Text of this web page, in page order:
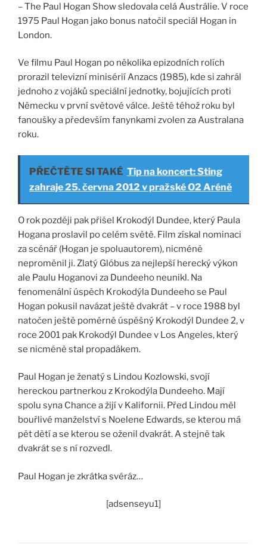
– The Paul Hogan Show sledovala celá Austrálie. V roce
1975 Paul Hogan jako bonus natočil speciál Hogan in
London.
Ve filmu Paul Hogan po několika epizodních rolích
prorazil televizní minisérií Anzacs (1985), kde si zahrál
jednoho z vojáků speciální jednotky, bojujících proti
Německu v první světové válce. Ještě téhož roku byl
fanoušky a především fanynkami zvolen za Australana
roku.
PŘEČTĚTE SI TAKÉ Tip na koncert: Sting
zahraje 25. června 2012 v pražské O2 Aréně
O rok později pak přišel Krokodýl Dundee, který Paula
Hogana proslavil po celém světě. Film získal nominaci
za scénář (Hogan je spoluautorem), nicméně
neproměnil ji. Zlatý Glóbus za nejlepší herecký výkon
ale Paulu Hoganovi za Dundeeho neunikl. Na
fenomenální úspěch Krokodýla Dundeeho se Paul
Hogan pokusil navázat ještě dvakrát – v roce 1988 byl
natočen ještě poměrně úspěšný Krokodýl Dundee 2, v
roce 2001 pak Krokodýl Dundee v Los Angeles, který
se nicméně stal propadákem.
Paul Hogan je ženatý s Lindou Kozlowski, svojí
hereckou partnerkou z Krokodýla Dundeeho. Mají
spolu syna Chance a žijí v Kalifornii. Před Lindou měl
bouřlivé manželství s Noelene Edwards, se kterou má
pět dětí a se kterou se oženil dvakrát. A stejně tak
dvakrát se s ní rozvedl.
Paul Hogan je zkrátka svéráz…
[adsenseyu1]